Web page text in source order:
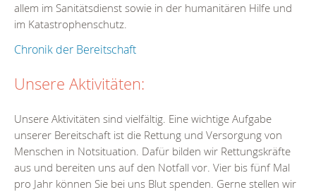
allem im Sanitätsdienst sowie in der humanitären Hilfe und
im Katastrophenschutz.
Chronik der Bereitschaft
Unsere Aktivitäten:
Unsere Aktivitäten sind vielfältig. Eine wichtige Aufgabe
unserer Bereitschaft ist die Rettung und Versorgung von
Menschen in Notsituation. Dafür bilden wir Rettungskräfte
aus und bereiten uns auf den Notfall vor. Vier bis fünf Mal
pro Jahr können Sie bei uns Blut spenden. Gerne stellen wir